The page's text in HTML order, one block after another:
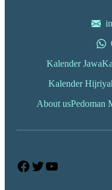
Kalender Jawa
Kalender
About usPedoman
Facebook
Twitter
YouTube